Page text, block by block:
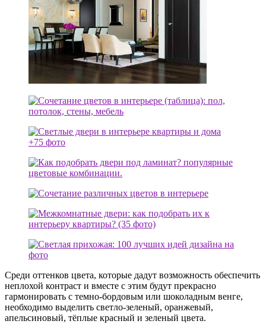
Среди оттенков цвета, которые дадут возможность обеспечить
неплохой контраст и вместе с этим будут прекрасно
гармонировать с темно-бордовым или шоколадным венге,
необходимо выделить светло-зеленый, оранжевый,
апельсиновый, тёплые красный и зеленый цвета.